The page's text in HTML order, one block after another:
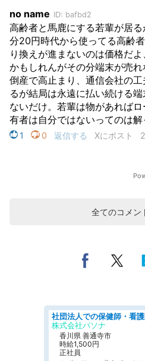
全てのコメン
株式会社パソナ
香川県 善通寺市
時給1,500円
正社員